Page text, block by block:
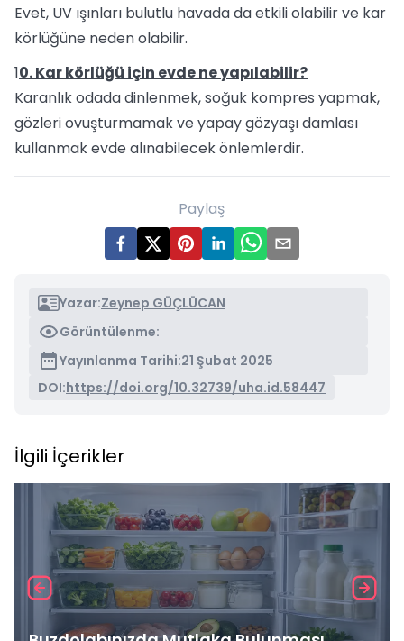
Evet, UV ışınları bulutlu havada da etkili olabilir ve kar
körlüğüne neden olabilir.
10. Kar körlüğü için evde ne yapılabilir?
Karanlık odada dinlenmek, soğuk kompres yapmak,
gözleri ovuşturmamak ve yapay gözyaşı damlası
kullanmak evde alınabilecek önlemlerdir.
Paylaş
Yazar:Zeynep GÜÇLÜCAN
Görüntülenme:
Yayınlanma Tarihi:21 Şubat 2025
DOI:https://doi.org/10.32739/uha.id.58447
İlgili İçerikler